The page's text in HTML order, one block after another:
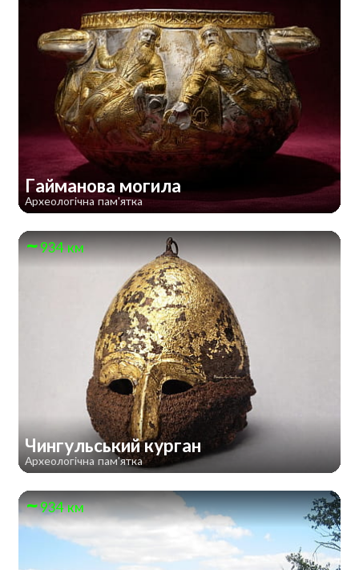
Гайманова могила
Археологічна пам'ятка
934 км
Чингульський курган
Археологічна пам'ятка
934 км